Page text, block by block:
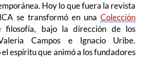
Hoy lo que fuera la revista
se transformó en una Colección
filosofía, bajo la dirección de los
Campos e Ignacio Uribe.
espíritu que animó a los fundadores